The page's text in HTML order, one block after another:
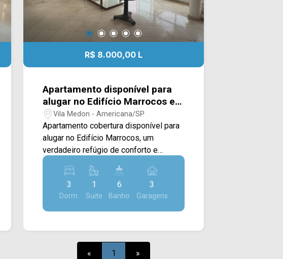
R$ 8.000,00 L
Apartamento disponível para
alugar no Edifício Marrocos em
Americana/SP
Vila Medon - Americana/SP
Apartamento cobertura disponível para
alugar no Edifício Marrocos, um
verdadeiro refúgio de conforto e
sofisticação no coração de
Americana/SP. Esta incrível cobertura
de 300m² oferece um espaço ideal
para quem valoriza elegância e
amplitude. No andar principal, você
amigos e criar momentos
3
Dorm.
1
Suite
6
Banho
3
Garagens
« 1 »